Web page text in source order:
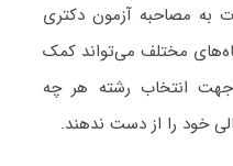
به مصاحبه آزمون دکتری
مختلف می‌تواند کمک
جهت انتخاب رشته هر چه
خود را از دست ندهند.